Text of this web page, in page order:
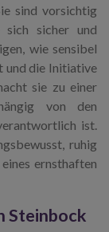
sind vorsichtig
sicher und
wie sensibel
und die Initiative
sie zu einer
von den
ist.
ruhig
ernsthaften
Steinbock